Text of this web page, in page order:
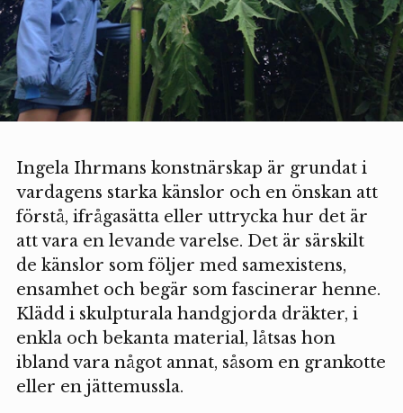
Ingela Ihrmans konstnärskap är grundat i
vardagens starka känslor och en önskan att
förstå, ifrågasätta eller uttrycka hur det är
att vara en levande varelse. Det är särskilt
de känslor som följer med samexistens,
ensamhet och begär som fascinerar henne.
Klädd i skulpturala handgjorda dräkter, i
enkla och bekanta material, låtsas hon
ibland vara något annat, såsom en grankotte
eller en jättemussla.